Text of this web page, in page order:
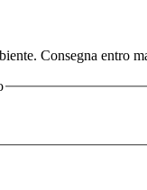
Consegna entro